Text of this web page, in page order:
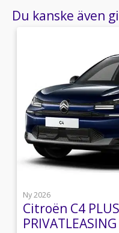
Du kanske även
Ny 2026
Citroën C4
PRIVATLEASING